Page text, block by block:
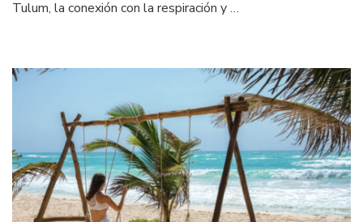
Tulum, la conexión con la respiración y …